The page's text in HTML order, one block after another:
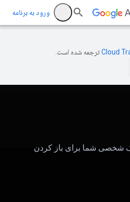
ورود به برنامه
ترجمه شده است.
شما برای باز کردن